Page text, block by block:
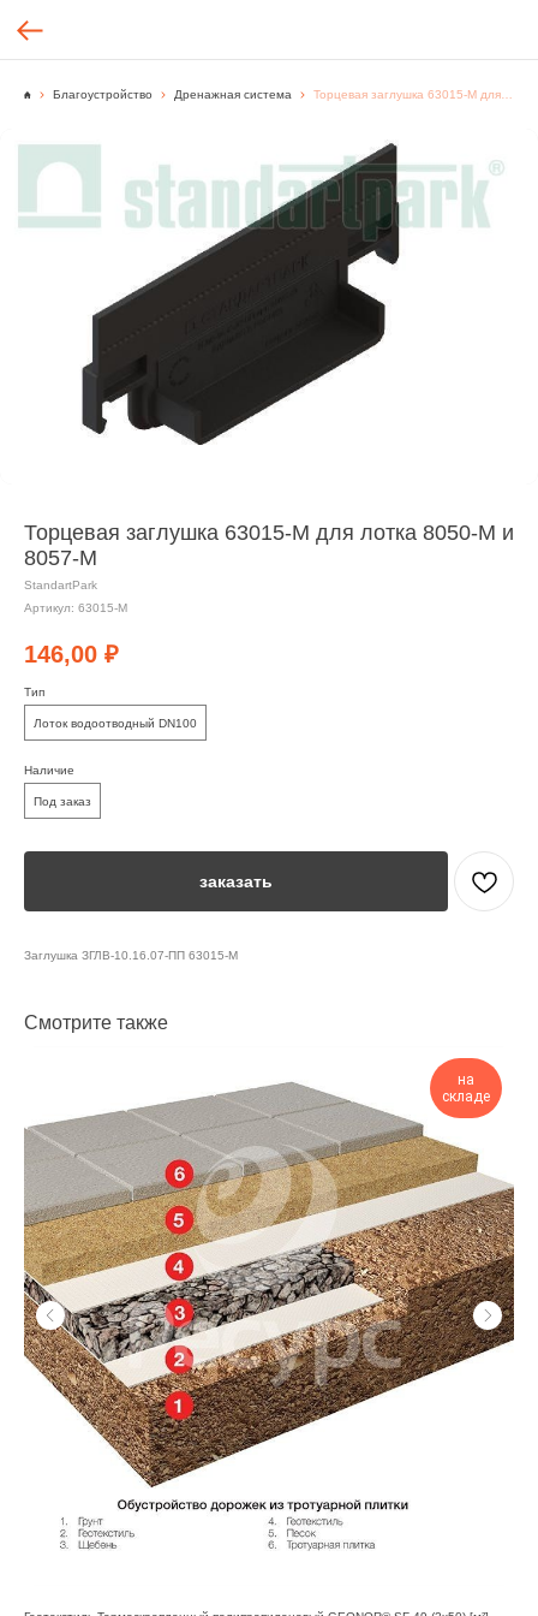
Благоустройство Дренажная система
Торцевая заглушка 63015-М для лотка 8050-М и
8057-М
StandartPark
Артикул: 63015-М
146,00 ₽
Тип
Лоток водоотводный DN100
Наличие
Под заказ
заказать
Заглушка ЗГЛВ-10.16.07-ПП 63015-М
Смотрите также
на
складе